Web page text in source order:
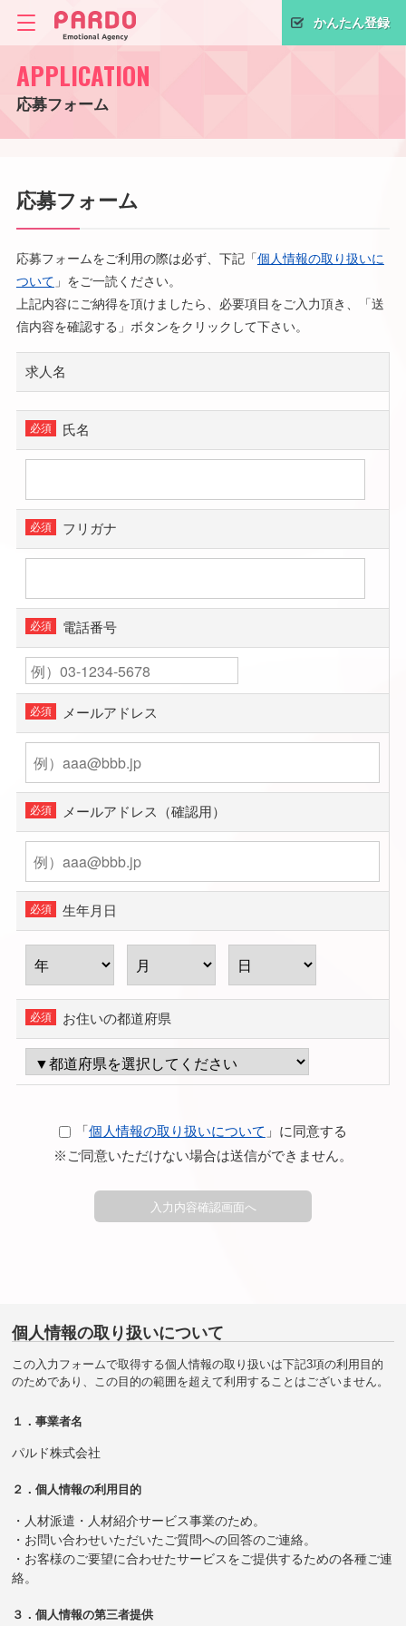
かんたん登録
APPLICATION
応募フォーム
応募フォーム
応募フォームをご利用の際は必ず、下記「個人情報の取り扱いに
ついて 」をご一読ください。
上記内容にご納得を頂けましたら、必要項目をご入力頂き、「送
信内容を確認する」ボタンをクリックして下さい。
求人名
氏名
フリガナ
電話番号
メールアドレス
メールアドレス（確認用）
生年月日
お住いの都道府県
「個人情報の取り扱いについて 」に同意する
※ご同意いただけない場合は送信ができません。
個人情報の取り扱いについて
この入力フォームで取得する個人情報の取り扱いは下記3項の利用目的
のためであり、この目的の範囲を超えて利用することはございません。
１．事業者名
パルド株式会社
２．個人情報の利用目的
・人材派遣・人材紹介サービス事業のため。
・お問い合わせいただいたご質問への回答のご連絡。
・お客様のご要望に合わせたサービスをご提供するための各種ご連
絡。
３．個人情報の第三者提供